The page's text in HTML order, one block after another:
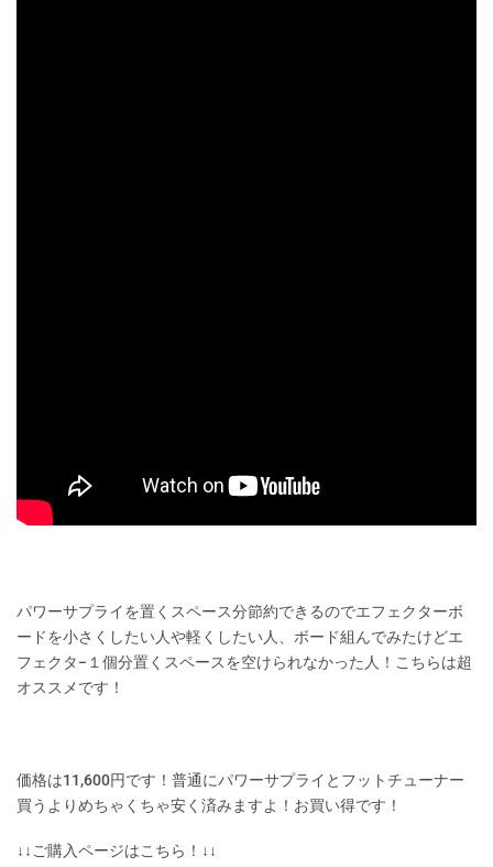
パワーサプライを置くスペース分節約できるのでエフェクターボ
ードを小さくしたい人や軽くしたい人、ボード組んでみたけどエ
フェクタ−１個分置くスペースを空けられなかった人！こちらは超
オススメです！
価格は11,600円です！普通にパワーサプライとフットチューナー
買うよりめちゃくちゃ安く済みますよ！お買い得です！
↓↓ご購入ページはこちら！↓↓